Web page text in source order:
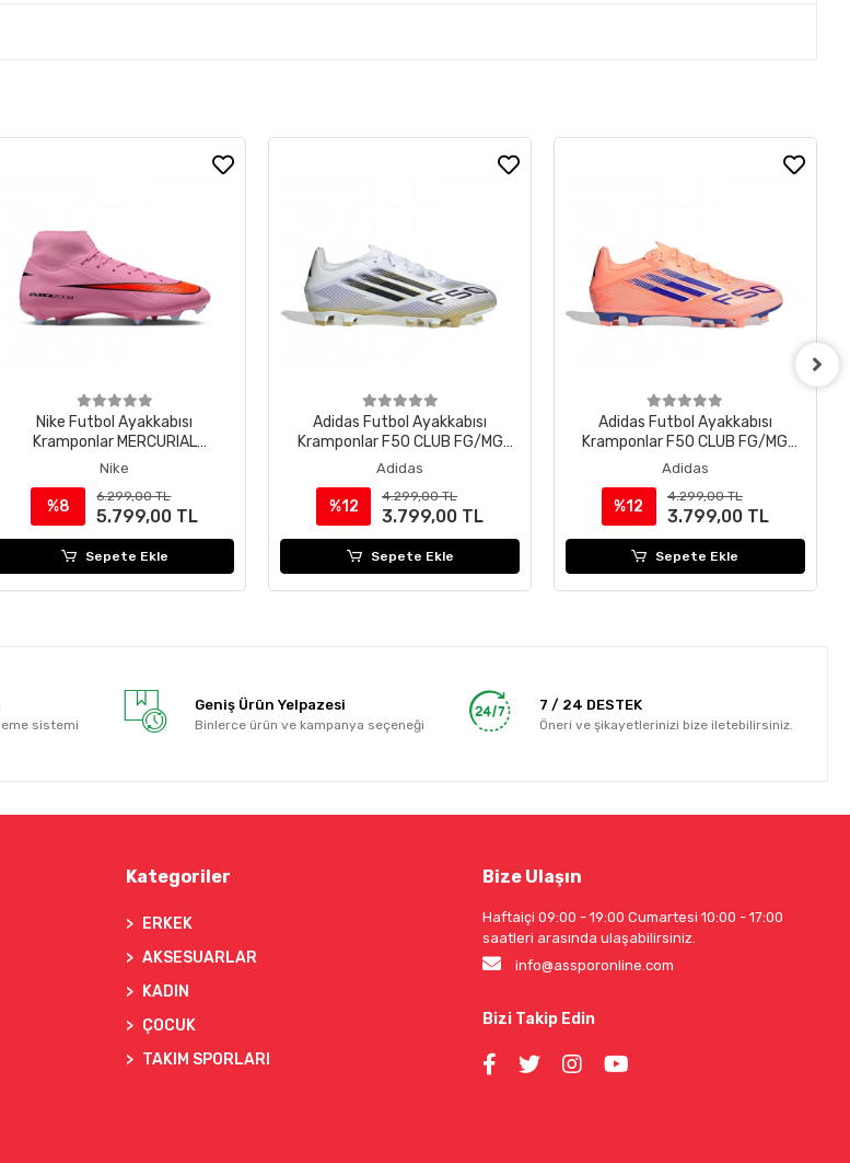
Nike Futbol Ayakkabısı
Kramponlar MERCURIAL
SUPERFLY 10 ACAD FG/MG
Nike
%8
6.299,00 TL
5.799,00 TL
Sepete Ekle
Adidas Futbol Ayakkabısı
Kramponlar F50 CLUB FG/MG
JI0046
Adidas
%12
4.299,00 TL
3.799,00 TL
Sepete Ekle
Adidas Futbol Ayakkabısı
Kramponlar F50 CLUB FG/MG
JI0045
Adidas
%12
4.299,00 TL
3.799,00 TL
Sepete Ekle
sistemi
Geniş Ürün Yelpazesi
Binlerce ürün ve kampanya seçeneği
7 / 24 DESTEK
Öneri ve şikayetlerinizi bize iletebilirsiniz.
Kategoriler
ERKEK
AKSESUARLAR
KADIN
ÇOCUK
TAKIM SPORLARI
Bize Ulaşın
Haftaiçi 09:00 - 19:00 Cumartesi 10:00 - 17:00
saatleri arasında ulaşabilirsiniz.
info@assporonline.com
Bizi Takip Edin